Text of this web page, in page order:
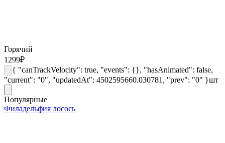
Горячий
1299₽
{ "canTrackVelocity": true, "events": {}, "hasAnimated": false,
"current": "0", "updatedAt": 4502595660.030781, "prev": "0" }шт
Популярные
Филадельфия лосось